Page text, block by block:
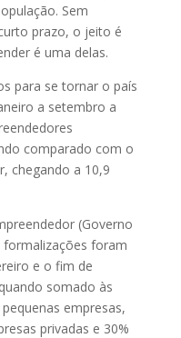
Sem
prazo, o jeito é
é uma delas.
para se tornar o país
a setembro a
comparado com o
chegando a 10,9
(Governo
formalizações foram
e o fim de
somado às
empresas,
privadas e 30%